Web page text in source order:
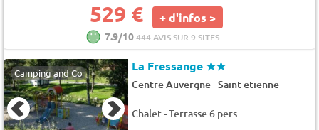
529 € + d'infos >
7.9/10444 AVIS SUR 9 SITES
Camping and Co La Fressange★★
Centre Auvergne-Saint etienne
Chalet - Terrasse 6 pers.